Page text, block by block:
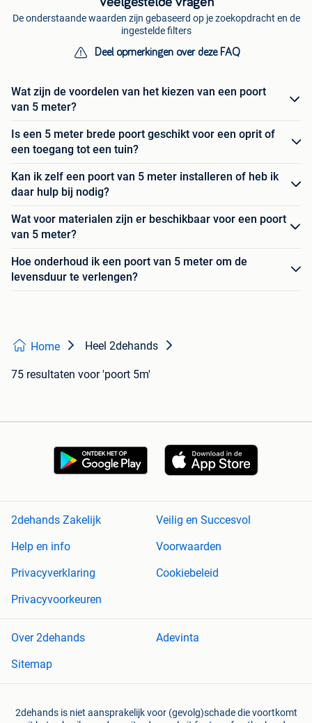
De onderstaande waarden zijn gebaseerd op je zoekopdracht en de
ingestelde filters
Deel opmerkingen over deze FAQ
Wat zijn de voordelen van het kiezen van een poort
van 5 meter?
Is een 5 meter brede poort geschikt voor een oprit of
een toegang tot een tuin?
Kan ik zelf een poort van 5 meter installeren of heb ik
daar hulp bij nodig?
Wat voor materialen zijn er beschikbaar voor een poort
van 5 meter?
Hoe onderhoud ik een poort van 5 meter om de
levensduur te verlengen?
Home Heel 2dehands
75 resultaten voor 'poort 5m'
2dehands Zakelijk
Veilig en Succesvol
Help en info
Voorwaarden
Privacyverklaring
Cookiebeleid
Privacyvoorkeuren
Over 2dehands
Adevinta
Sitemap
2dehands is niet aansprakelijk voor (gevolg)schade die voortkomt